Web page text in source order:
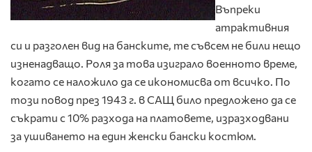
Въпреки
атрактивния
си и разголен вид на банските, те съвсем не били нещо
изненадващо. Роля за това изиграло военното време,
когато се наложило да се икономисва от всичко. По
този повод през 1943 г. в САЩ било предложено да се
съкрати с 10% разхода на платовете, изразходвани
за ушиването на един женски бански костюм.